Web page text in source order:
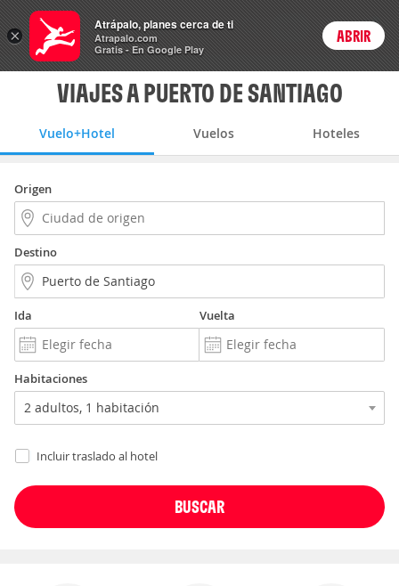
Vuelo+Hotel Precios enPeso
ARSCambiar moneda
Login
VIAJES A PUERTO DE SANTIAGO
Vuelo+Hotel Vuelos Hoteles
Origen
Destino
Ida Vuelta
Habitaciones
Incluir traslado al hotel
×
Atrápalo, planes cerca de ti
Atrapalo.com
Gratis - En Google Play
ABRIR